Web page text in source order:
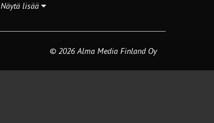
Näytä lisää
© 2026 Alma Media Finland Oy